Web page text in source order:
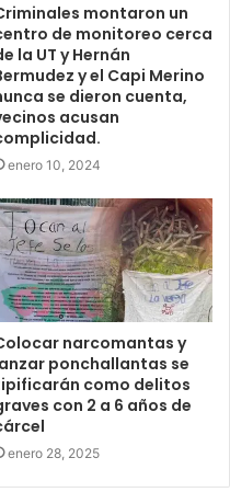
montaron un
de monitoreo cerca
la UT y Hernán
y el Capi Merino
se dieron cuenta,
acusan
enero 10, 2024
narcomantas y
ponchallantas se
como delitos
con 2 a 6 años de
enero 28, 2025